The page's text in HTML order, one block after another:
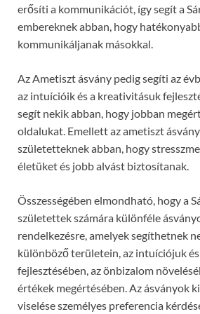
erősíti a kommunikációt, így segít a
embereknek abban, hogy
kommunikáljanak másokkal.
Az Ametiszt ásvány pedig segíti az
az intuícióik és a kreativitásuk
segít nekik abban, hogy jobban
oldalukat. Emellett az ametiszt
születetteknek abban, hogy
életüket és jobb alvást biztosítanak.
Összességében elmondható, hogy a
születettek számára különféle
rendelkezésre, amelyek segíthetnek
különböző területein, az intuíciójuk
fejlesztésében, az önbizalom
értékek megértésében. Az ásványok
viselése személyes preferencia